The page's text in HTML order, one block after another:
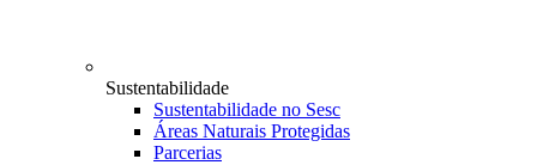
Sustentabilidade
Sustentabilidade no Sesc
Áreas Naturais Protegidas
Parcerias